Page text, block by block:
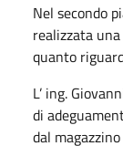
Nel secondo
realizzata
quanto
L’ ing.
di
dal